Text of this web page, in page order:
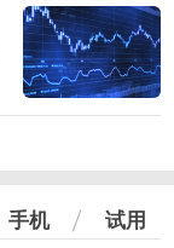
手机 试用